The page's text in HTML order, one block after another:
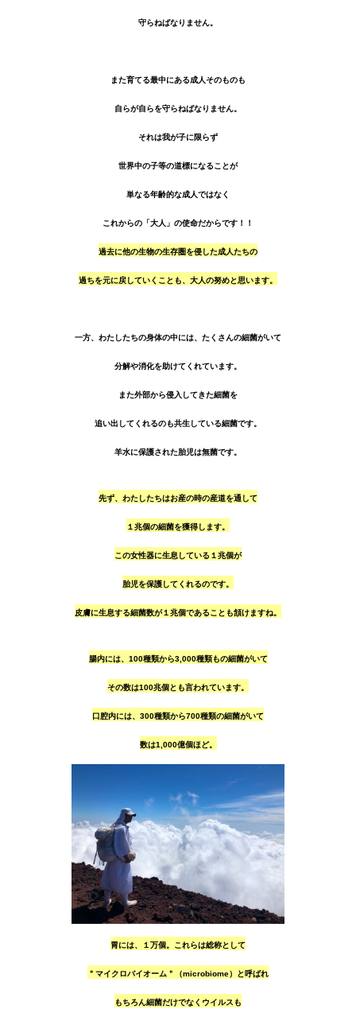
守らねばなりません。
また育てる最中にある成人そのものも
自らが自らを守らねばなりません。
それは我が子に限らず
世界中の子等の道標になることが
単なる年齢的な成人ではなく
これからの「大人」の使命だからです！！
過去に他の生物の生存圏を侵した成人たちの
過ちを元に戻していくことも、大人の努めと思います。
一方、わたしたちの身体の中には、たくさんの細菌がいて
分解や消化を助けてくれています。
また外部から侵入してきた細菌を
追い出してくれるのも共生している細菌です。
羊水に保護された胎児は無菌です。
先ず、わたしたちはお産の時の産道を通して
１兆個の細菌を獲得します。
この女性器に生息している１兆個が
胎児を保護してくれるのです。
皮膚に生息する細菌数が１兆個であることも頷けますね。
腸内には、100種類から3,000種類もの細菌がいて
その数は100兆個とも言われています。
口腔内には、300種類から700種類の細菌がいて
数は1,000億個ほど。
胃には、１万個。これらは総称として
＂マイクロバイオーム＂（microbiome） と呼ばれ
もちろん細菌だけでなくウイルスも